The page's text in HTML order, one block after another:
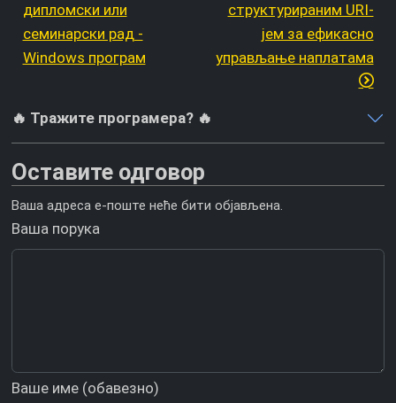
дипломски или
семинарски рад -
Windows програм
структурираним URI-
јем за ефикасно
управљање наплатама
🔥 Тражите програмера? 🔥
Оставите одговор
Ваша адреса е-поште неће бити објављена.
Ваша порука
Ваше име (обавезно)